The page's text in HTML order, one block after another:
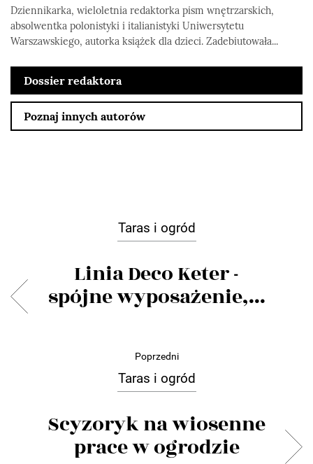
Dziennikarka, wieloletnia redaktorka pism wnętrzarskich,
absolwentka polonistyki i italianistyki Uniwersytetu
Warszawskiego, autorka książek dla dzieci. Zadebiutowała...
Dossier redaktora
Poznaj innych autorów
Taras i ogród
Linia Deco Keter -
spójne wyposażenie,...
Poprzedni
Taras i ogród
Scyzoryk na wiosenne
prace w ogrodzie